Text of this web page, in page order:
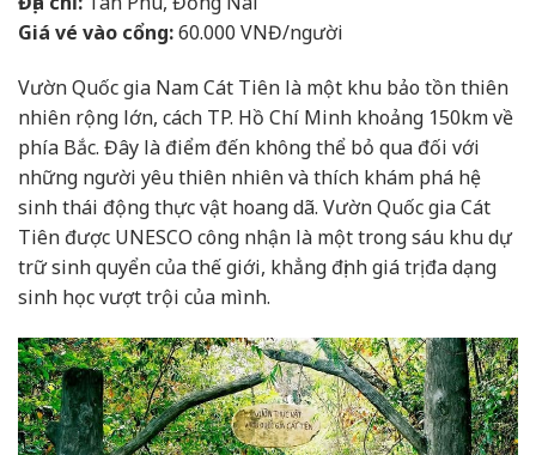
Giá vé vào cổng:60.000 VNĐ/người
Vườn Quốc gia Nam Cát Tiên là một khu bảo tồn thiên
nhiên rộng lớn, cách TP. Hồ Chí Minh khoảng 150km về
phía Bắc. Đây là điểm đến không thể bỏ qua đối với
những người yêu thiên nhiên và thích khám phá hệ
sinh thái động thực vật hoang dã. Vườn Quốc gia Cát
Tiên được UNESCO công nhận là một trong sáu khu dự
trữ sinh quyển của thế giới, khẳng định giá trị đa dạng
sinh học vượt trội của mình.